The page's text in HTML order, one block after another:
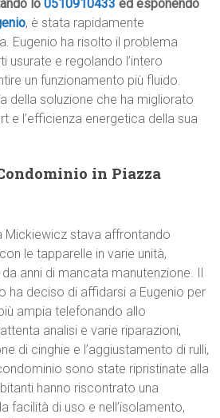
lo0510910433 ed esponendo
, è stata rapidamente
Eugenio ha risolto il problema
usurate e regolando l’intero
un funzionamento più fluido.
della soluzione che ha migliorato
e l’efficienza energetica della sua
in Piazza
Mickiewicz stava affrontando
le tapparelle in varie unità,
anni di mancata manutenzione. Il
ha deciso di affidarsi a Eugenio per
ampia telefonando allo
analisi e varie riparazioni,
di cinghie e l’aggiustamento di rulli,
sono state ripristinate alla
hanno riscontrato una
facilità di uso e nell’isolamento,